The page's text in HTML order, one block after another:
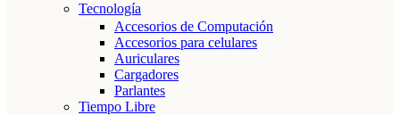
Tecnología
Accesorios de Computación
Accesorios para celulares
Auriculares
Cargadores
Parlantes
Tiempo Libre